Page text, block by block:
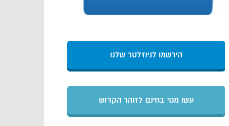
הירשמו לניוזלטר שלנו
עשו מנוי בחינם לזוהר הקדוש